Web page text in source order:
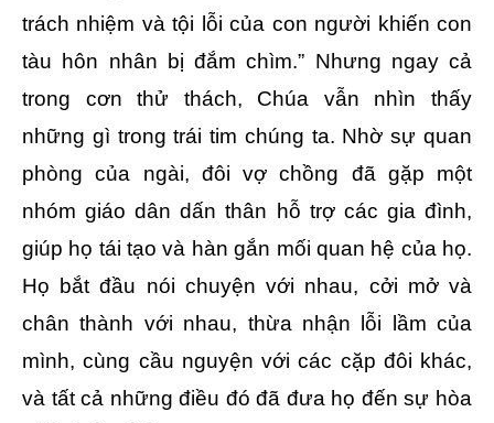
trách nhiệm và tội lỗi của con người khiến con
tàu hôn nhân bị đắm chìm.” Nhưng ngay cả
trong cơn thử thách, Chúa vẫn nhìn thấy
những gì trong trái tim chúng ta. Nhờ sự quan
phòng của ngài, đôi vợ chồng đã gặp một
nhóm giáo dân dấn thân hỗ trợ các gia đình,
giúp họ tái tạo và hàn gắn mối quan hệ của họ.
Họ bắt đầu nói chuyện với nhau, cởi mở và
chân thành với nhau, thừa nhận lỗi lầm của
mình, cùng cầu nguyện với các cặp đôi khác,
và tất cả những điều đó đã đưa họ đến sự hòa